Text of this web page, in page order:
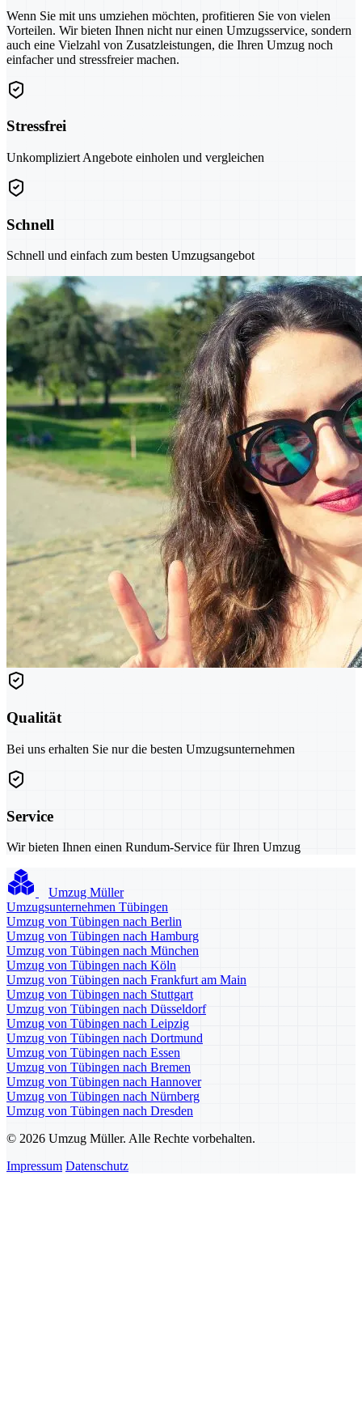
Wenn Sie mit uns umziehen möchten, profitieren Sie von vielen
Vorteilen. Wir bieten Ihnen nicht nur einen Umzugsservice, sondern
auch eine Vielzahl von Zusatzleistungen, die Ihren Umzug noch
einfacher und stressfreier machen.
Stressfrei
Unkompliziert Angebote einholen und vergleichen
Schnell
Schnell und einfach zum besten Umzugsangebot
Qualität
Bei uns erhalten Sie nur die besten Umzugsunternehmen
Service
Wir bieten Ihnen einen Rundum-Service für Ihren Umzug
Umzug Müller
Umzugsunternehmen Tübingen
Umzug von Tübingen nach Berlin
Umzug von Tübingen nach Hamburg
Umzug von Tübingen nach München
Umzug von Tübingen nach Köln
Umzug von Tübingen nach Frankfurt am Main
Umzug von Tübingen nach Stuttgart
Umzug von Tübingen nach Düsseldorf
Umzug von Tübingen nach Leipzig
Umzug von Tübingen nach Dortmund
Umzug von Tübingen nach Essen
Umzug von Tübingen nach Bremen
Umzug von Tübingen nach Hannover
Umzug von Tübingen nach Nürnberg
Umzug von Tübingen nach Dresden
© 2026 Umzug Müller. Alle Rechte vorbehalten.
Impressum Datenschutz